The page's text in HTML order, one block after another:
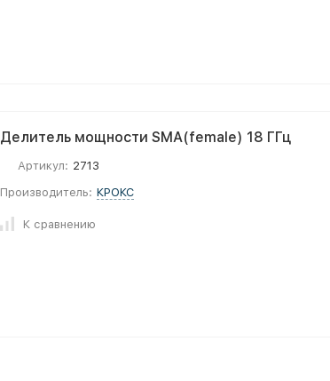
Делитель мощности SMA(female) 18 ГГц
Артикул: 2713
Производитель: КРОКС
К сравнению